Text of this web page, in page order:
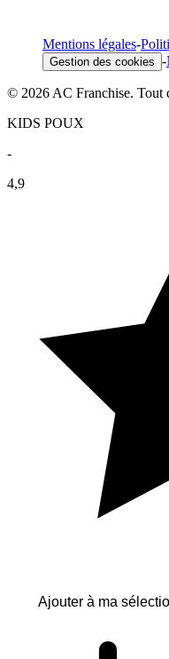
Mentions légales-
Gestion des cookies -
© 2026 AC Franchise. Tout
KIDS POUX
-
4,9
Ajouter à ma